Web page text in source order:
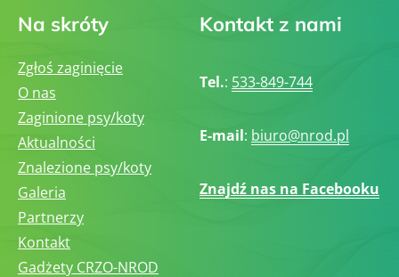
Na skróty
Zgłoś zaginięcie
O nas
Zaginione psy/koty
Aktualności
Znalezione psy/koty
Galeria
Partnerzy
Kontakt
Gadżety CRZO-NROD
Kontakt z nami
Tel.: 533-849-744
E-mail: biuro@nrod.pl
Znajdź nas na Facebooku